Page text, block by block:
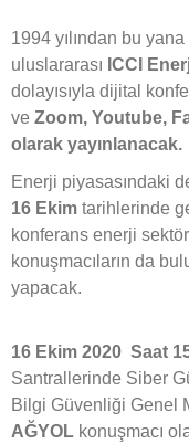
1994 yılından bu
uluslararası ICCI
dolayısıyla dijital
ve Zoom, Youtube,
olarak yayınlanacak.
Enerji piyasasındaki
16 Ekim tarihlerinde
konferans enerji
konuşmacıların da
yapacak.
16 Ekim 2020 Saat
Santrallerinde Siber
Bilgi Güvenliği Genel
AĞYOL konuşmacı